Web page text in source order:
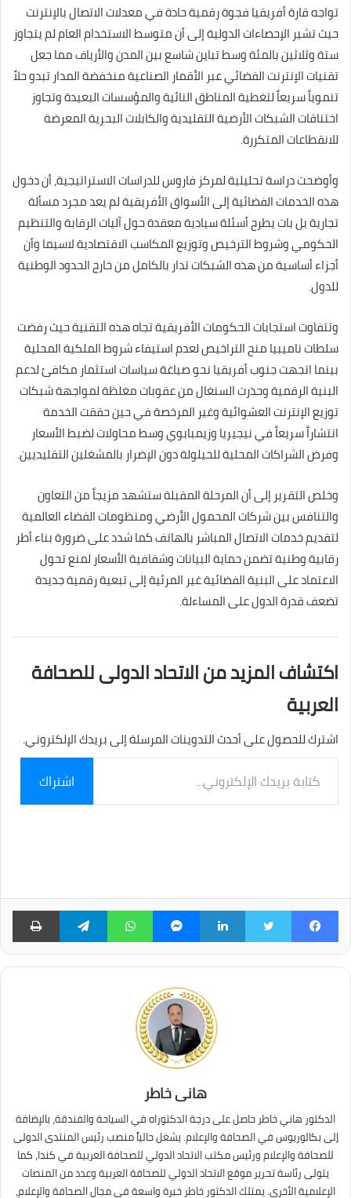
تواجه قارة أفريقيا فجوة رقمية حادة في معدلات الاتصال بالإنترنت
حيث تشير الإحصاءات الدولية إلى أن متوسط الاستخدام العام لم يتجاوز
ستة وثلاثين بالمئة وسط تباين شاسع بين المدن والأرياف مما جعل
تقنيات الإنترنت الفضائي عبر الأقمار الصناعية منخفضة المدار تبدو حلاً
تنموياً سريعاً لتغطية المناطق النائية والمؤسسات البعيدة وتجاوز
اختناقات الشبكات الأرضية التقليدية والكابلات البحرية المعرضة
للانقطاعات المتكررة.
وأوضحت دراسة تحليلية لمركز فاروس للدراسات الاستراتيجية، أن دخول
هذه الخدمات الفضائية إلى الأسواق الأفريقية لم يعد مجرد مسألة
تجارية بل بات يطرح أسئلة سيادية معقدة حول آليات الرقابة والتنظيم
الحكومي وشروط الترخيص وتوزيع المكاسب الاقتصادية لاسيما وأن
أجزاء أساسية من هذه الشبكات تدار بالكامل من خارج الحدود الوطنية
للدول.
وتتفاوت استجابات الحكومات الأفريقية تجاه هذه التقنية حيث رفضت
سلطات ناميبيا منح التراخيص لعدم استيفاء شروط الملكية المحلية
بينما اتجهت جنوب أفريقيا نحو صياغة سياسات استثمار مكافئ لدعم
البنية الرقمية وحذرت السنغال من عقوبات مغلظة لمواجهة شبكات
توزيع الإنترنت العشوائية وغير المرخصة في حين حققت الخدمة
انتشاراً سريعاً في نيجيريا وزيمبابوي وسط محاولات لضبط الأسعار
وفرض الشراكات المحلية للحيلولة دون الإضرار بالمشغلين التقليديين.
وخلص التقرير إلى أن المرحلة المقبلة ستشهد مزيجاً من التعاون
والتنافس بين شركات المحمول الأرضي ومنظومات الفضاء العالمية
لتقديم خدمات الاتصال المباشر بالهاتف كما شدد على ضرورة بناء أطر
رقابية وطنية تضمن حماية البيانات وشفافية الأسعار لمنع تحول
الاعتماد على البنية الفضائية غير المرئية إلى تبعية رقمية جديدة
تضعف قدرة الدول على المساءلة.
اكتشاف المزيد من الاتحاد الدولى للصحافة
العربية
اشترك للحصول على أحدث التدوينات المرسلة إلى بريدك الإلكتروني.
بريدك
الإلكتروني...
اشتراك
فيسبوك لينكدإن ماسنجر واتساب تيلقرام
هانى خاطر
الدكتور هاني خاطر حاصل على درجة الدكتوراه في السياحة والفندقة، بالإضافة
إلى بكالوريوس في الصحافة والإعلام. يشغل حالياً منصب رئيس المنتدى الدولى
للصحافة والإعلام ورئيس مكتب الاتحاد الدولي للصحافة العربية في كندا، كما
يتولى رئاسة تحرير موقع الاتحاد الدولي للصحافة العربية وعدد من المنصات
الإعلامية الأخرى. يمتلك الدكتور خاطر خبرة واسعة في مجال الصحافة والإعلام،